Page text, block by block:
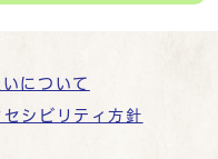
について
セシビリティ方針